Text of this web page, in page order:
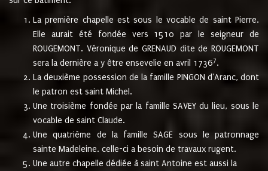
La première chapelle est sous le vocable de saint Pierre.
Elle aurait été fondée vers 1510 par le seigneur de
ROUGEMONT. Véronique de GRENAUD dite de ROUGEMONT
sera la dernière a y être ensevelie en avril 17367.
La deuxième possession de la famille PINGON d'Aranc, dont
le patron est saint Michel.
Une troisième fondée par la famille SAVEY du lieu, sous le
vocable de saint Claude.
Une quatrième de la famille SAGE sous le patronnage
sainte Madeleine. celle-ci a besoin de travaux rugent.
Une autre chapelle dédiée à saint Antoine est aussi la